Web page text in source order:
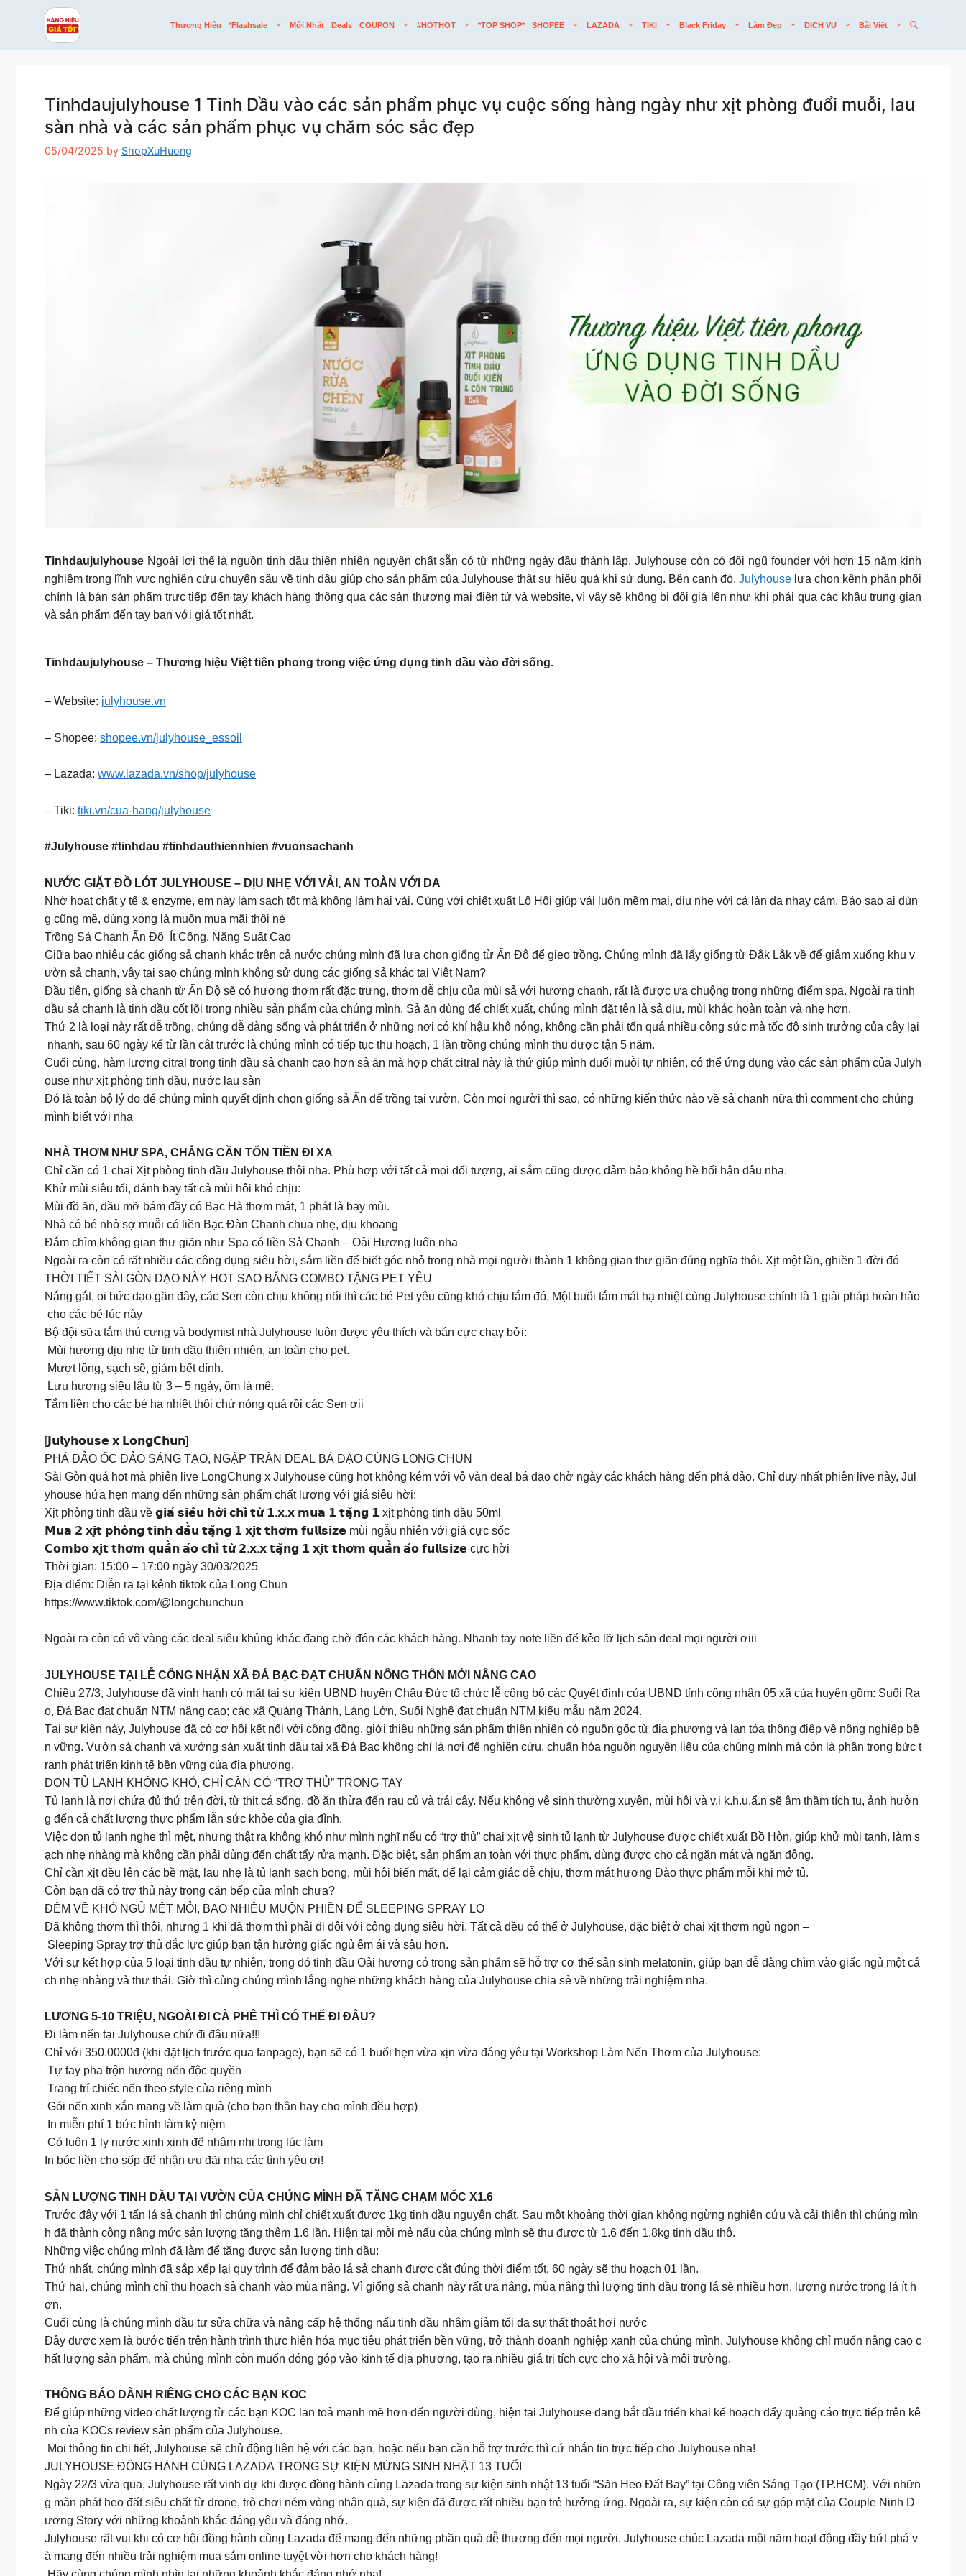
Thương Hiệu *flashsale Mới Nhất Deals COUPON #HOTHOT *TOP SHOP* SHOPEE LAZADA TIKI Black Friday Làm Đẹp DỊCH VỤ Bài Viết
Tinhdaujulyhouse 1 Tinh Dầu vào các sản phẩm phục vụ cuộc sống hàng ngày như xịt phòng đuổi muỗi, lau
sàn nhà và các sản phẩm phục vụ chăm sóc sắc đẹp
05/04/2025 by ShopXuHuong
Tinhdaujulyhouse Ngoài lợi thế là nguồn tinh dầu thiên nhiên nguyên chất sẵn có từ những ngày đầu thành lập, Julyhouse còn có đội ngũ founder với hơn 15 năm kinh
nghiệm trong lĩnh vực nghiên cứu chuyên sâu về tinh dầu giúp cho sản phẩm của Julyhouse thật sự hiệu quả khi sử dụng. Bên cạnh đó, Julyhouse lựa chọn kênh phân phối
chính là bán sản phẩm trực tiếp đến tay khách hàng thông qua các sàn thương mại điện tử và website, vì vậy sẽ không bị đội giá lên như khi phải qua các khâu trung gian
và sản phẩm đến tay bạn với giá tốt nhất.
Tinhdaujulyhouse – Thương hiệu Việt tiên phong trong việc ứng dụng tinh dầu vào đời sống.
– Website: julyhouse.vn
– Shopee: shopee.vn/julyhouse_essoil
– Lazada: www.lazada.vn/shop/julyhouse
– Tiki: tiki.vn/cua-hang/julyhouse
#Julyhouse #tinhdau #tinhdauthiennhien #vuonsachanh
NƯỚC GIẶT ĐỒ LÓT JULYHOUSE – DỊU NHẸ VỚI VẢI, AN TOÀN VỚI DA
Nhờ hoạt chất y tế & enzyme, em này làm sạch tốt mà không làm hại vải. Cùng với chiết xuất Lô Hội giúp vải luôn mềm mại, dịu nhẹ với cả làn da nhạy cảm. Bảo sao ai dùn
g cũng mê, dùng xong là muốn mua mãi thôi nè
Trồng Sả Chanh Ấn Độ Ít Công, Năng Suất Cao
Giữa bao nhiêu các giống sả chanh khác trên cả nước chúng mình đã lựa chọn giống từ Ấn Độ để gieo trồng. Chúng mình đã lấy giống từ Đắk Lắk về để giâm xuống khu v
ườn sả chanh, vậy tại sao chúng mình không sử dụng các giống sả khác tại Việt Nam?
Đầu tiên, giống sả chanh từ Ấn Độ sẽ có hương thơm rất đặc trưng, thơm dễ chịu của mùi sả với hương chanh, rất là được ưa chuộng trong những điểm spa. Ngoài ra tinh
dầu sả chanh là tinh dầu cốt lõi trong nhiều sản phẩm của chúng mình. Sả ăn dùng để chiết xuất, chúng mình đặt tên là sả dịu, mùi khác hoàn toàn và nhẹ hơn.
Thứ 2 là loại này rất dễ trồng, chúng dễ dàng sống và phát triển ở những nơi có khí hậu khô nóng, không cần phải tốn quá nhiều công sức mà tốc độ sinh trưởng của cây lại
nhanh, sau 60 ngày kể từ lần cắt trước là chúng mình có tiếp tục thu hoạch, 1 lần trồng chúng mình thu được tận 5 năm.
Cuối cùng, hàm lượng citral trong tinh dầu sả chanh cao hơn sả ăn mà hợp chất citral này là thứ giúp mình đuổi muỗi tự nhiên, có thể ứng dụng vào các sản phẩm của Julyh
ouse như xịt phòng tinh dầu, nước lau sàn
Đó là toàn bộ lý do để chúng mình quyết định chọn giống sả Ấn để trồng tại vườn. Còn mọi người thì sao, có những kiến thức nào về sả chanh nữa thì comment cho chúng
mình biết với nha
NHÀ THƠM NHƯ SPA, CHẲNG CẦN TỐN TIỀN ĐI XA
Chỉ cần có 1 chai Xịt phòng tinh dầu Julyhouse thôi nha. Phù hợp với tất cả mọi đối tượng, ai sắm cũng được đảm bảo không hề hối hận đâu nha.
Khử mùi siêu tối, đánh bay tất cả mùi hôi khó chịu:
Mùi đồ ăn, dầu mỡ bám đầy có Bạc Hà thơm mát, 1 phát là bay mùi.
Nhà có bé nhỏ sợ muỗi có liền Bạc Đàn Chanh chua nhẹ, dịu khoang
Đắm chìm không gian thư giãn như Spa có liền Sả Chanh – Oải Hương luôn nha
Ngoài ra còn có rất nhiều các công dụng siêu hời, sắm liền để biết góc nhỏ trong nhà mọi người thành 1 không gian thư giãn đúng nghĩa thôi. Xịt một lần, ghiền 1 đời đó
THỜI TIẾT SÀI GÒN DẠO NÀY HOT SAO BẰNG COMBO TẶNG PET YÊU
Nắng gắt, oi bức dạo gần đây, các Sen còn chịu không nổi thì các bé Pet yêu cũng khó chịu lắm đó. Một buổi tắm mát hạ nhiệt cùng Julyhouse chính là 1 giải pháp hoàn hảo
cho các bé lúc này
Bộ đội sữa tắm thú cưng và bodymist nhà Julyhouse luôn được yêu thích và bán cực chạy bởi:
Mùi hương dịu nhẹ từ tinh dầu thiên nhiên, an toàn cho pet.
Mượt lông, sạch sẽ, giảm bết dính.
Lưu hương siêu lâu từ 3 – 5 ngày, ôm là mê.
Tắm liền cho các bé hạ nhiệt thôi chứ nóng quá rồi các Sen ơii
[𝗝𝘂𝗹𝘆𝗵𝗼𝘂𝘀𝗲 𝘅 𝗟𝗼𝗻𝗴𝗖𝗵𝘂𝗻]
PHÁ ĐẢO ỐC ĐẢO SÁNG TẠO, NGẬP TRÀN DEAL BÁ ĐẠO CÙNG LONG CHUN
Sài Gòn quá hot mà phiên live LongChung x Julyhouse cũng hot không kém với vô vàn deal bá đạo chờ ngày các khách hàng đến phá đảo. Chỉ duy nhất phiên live này, Jul
yhouse hứa hẹn mang đến những sản phẩm chất lượng với giá siêu hời:
Xịt phòng tinh dầu về 𝗴𝗶𝗮́ 𝘀𝗶𝗲̂𝘂 𝗵𝗼̛̀𝗶 𝗰𝗵𝗶̉ 𝘁𝘂̛̀ 𝟭.𝘅.𝘅 𝗺𝘂𝗮 𝟭 𝘁𝗮̣̆𝗻𝗴 𝟭 xịt phòng tinh dầu 50ml
𝗠𝘂𝗮 𝟮 𝘅𝗶̣𝘁 𝗽𝗵𝗼̀𝗻𝗴 𝘁𝗶𝗻𝗵 𝗱𝗮̂̀𝘂 𝘁𝗮̣̆𝗻𝗴 𝟭 𝘅𝗶̣𝘁 𝘁𝗵𝗼̛𝗺 𝗳𝘂𝗹𝗹𝘀𝗶𝘇𝗲 mùi ngẫu nhiên với giá cực sốc
𝗖𝗼𝗺𝗯𝗼 𝘅𝗶̣𝘁 𝘁𝗵𝗼̛𝗺 𝗾𝘂𝗮̂̀𝗻 𝗮́𝗼 𝗰𝗵𝗶̉ 𝘁𝘂̛̀ 𝟮.𝘅.𝘅 𝘁𝗮̣̆𝗻𝗴 𝟭 𝘅𝗶̣𝘁 𝘁𝗵𝗼̛𝗺 𝗾𝘂𝗮̂̀𝗻 𝗮́𝗼 𝗳𝘂𝗹𝗹𝘀𝗶𝘇𝗲 cực hời
Thời gian: 15:00 – 17:00 ngày 30/03/2025
Địa điểm: Diễn ra tại kênh tiktok của Long Chun
https://www.tiktok.com/@longchunchun
Ngoài ra còn có vô vàng các deal siêu khủng khác đang chờ đón các khách hàng. Nhanh tay note liền để kẻo lỡ lịch săn deal mọi người ơiii
JULYHOUSE TẠI LỄ CÔNG NHẬN XÃ ĐÁ BẠC ĐẠT CHUẨN NÔNG THÔN MỚI NÂNG CAO
Chiều 27/3, Julyhouse đã vinh hạnh có mặt tại sự kiện UBND huyện Châu Đức tổ chức lễ công bố các Quyết định của UBND tỉnh công nhận 05 xã của huyện gồm: Suối Ra
o, Đá Bạc đạt chuẩn NTM nâng cao; các xã Quảng Thành, Láng Lớn, Suối Nghệ đạt chuẩn NTM kiểu mẫu năm 2024.
Tại sự kiện này, Julyhouse đã có cơ hội kết nối với cộng đồng, giới thiệu những sản phẩm thiên nhiên có nguồn gốc từ địa phương và lan tỏa thông điệp về nông nghiệp bề
n vững. Vườn sả chanh và xưởng sản xuất tinh dầu tại xã Đá Bạc không chỉ là nơi để nghiên cứu, chuẩn hóa nguồn nguyên liệu của chúng mình mà còn là phần trong bức t
ranh phát triển kinh tế bền vững của địa phương.
DỌN TỦ LẠNH KHÔNG KHÓ, CHỈ CẦN CÓ “TRỢ THỦ” TRONG TAY
Tủ lạnh là nơi chứa đủ thứ trên đời, từ thịt cá sống, đồ ăn thừa đến rau củ và trái cây. Nếu không vệ sinh thường xuyên, mùi hôi và v.i k.h.u.ẩ.n sẽ âm thầm tích tụ, ảnh hưởn
g đến cả chất lượng thực phẩm lẫn sức khỏe của gia đình.
Việc dọn tủ lạnh nghe thì mệt, nhưng thật ra không khó như mình nghĩ nếu có “trợ thủ” chai xịt vệ sinh tủ lạnh từ Julyhouse được chiết xuất Bồ Hòn, giúp khử mùi tanh, làm s
ạch nhẹ nhàng mà không cần phải dùng đến chất tẩy rửa mạnh. Đặc biệt, sản phẩm an toàn với thực phẩm, dùng được cho cả ngăn mát và ngăn đông.
Chỉ cần xịt đều lên các bề mặt, lau nhẹ là tủ lạnh sạch bong, mùi hôi biến mất, để lại cảm giác dễ chịu, thơm mát hương Đào thực phẩm mỗi khi mở tủ.
Còn bạn đã có trợ thủ này trong căn bếp của mình chưa?
ĐÊM VỀ KHÓ NGỦ MỆT MỎI, BAO NHIÊU MUỘN PHIỀN ĐỂ SLEEPING SPRAY LO
Đã không thơm thì thôi, nhưng 1 khi đã thơm thì phải đi đôi với công dụng siêu hời. Tất cả đều có thể ở Julyhouse, đặc biệt ở chai xịt thơm ngủ ngon –
Sleeping Spray trợ thủ đắc lực giúp bạn tận hưởng giấc ngủ êm ái và sâu hơn.
Với sự kết hợp của 5 loại tinh dầu tự nhiên, trong đó tinh dầu Oải hương có trong sản phẩm sẽ hỗ trợ cơ thể sản sinh melatonin, giúp bạn dễ dàng chìm vào giấc ngủ một cá
ch nhẹ nhàng và thư thái. Giờ thì cùng chúng mình lắng nghe những khách hàng của Julyhouse chia sẻ về những trải nghiệm nha.
LƯƠNG 5-10 TRIỆU, NGOÀI ĐI CÀ PHÊ THÌ CÓ THỂ ĐI ĐÂU?
Đi làm nến tại Julyhouse chứ đi đâu nữa!!!
Chỉ với 350.0000đ (khi đặt lịch trước qua fanpage), bạn sẽ có 1 buổi hẹn vừa xịn vừa đáng yêu tại Workshop Làm Nến Thơm của Julyhouse:
Tự tay pha trộn hương nến độc quyền
Trang trí chiếc nến theo style của riêng mình
Gói nến xinh xắn mang về làm quà (cho bạn thân hay cho mình đều hợp)
In miễn phí 1 bức hình làm kỷ niệm
Có luôn 1 ly nước xinh xinh để nhâm nhi trong lúc làm
In bóc liền cho sốp để nhận ưu đãi nha các tình yêu ơi!
SẢN LƯỢNG TINH DẦU TẠI VƯỜN CỦA CHÚNG MÌNH ĐÃ TĂNG CHẠM MỐC X1.6
Trước đây với 1 tấn lá sả chanh thì chúng mình chỉ chiết xuất được 1kg tinh dầu nguyên chất. Sau một khoảng thời gian không ngừng nghiên cứu và cải thiện thì chúng mìn
h đã thành công nâng mức sản lượng tăng thêm 1.6 lần. Hiện tại mỗi mẻ nấu của chúng mình sẽ thu được từ 1.6 đến 1.8kg tinh dầu thô.
Những việc chúng mình đã làm để tăng được sản lượng tinh dầu:
Thứ nhất, chúng mình đã sắp xếp lại quy trình để đảm bảo lá sả chanh được cắt đúng thời điểm tốt, 60 ngày sẽ thu hoạch 01 lần.
Thứ hai, chúng mình chỉ thu hoạch sả chanh vào mùa nắng. Vì giống sả chanh này rất ưa nắng, mùa nắng thì lượng tinh dầu trong lá sẽ nhiều hơn, lượng nước trong lá ít h
ơn.
Cuối cùng là chúng mình đầu tư sửa chữa và nâng cấp hệ thống nấu tinh dầu nhằm giảm tối đa sự thất thoát hơi nước
Đây được xem là bước tiến trên hành trình thực hiện hóa mục tiêu phát triển bền vững, trở thành doanh nghiệp xanh của chúng mình. Julyhouse không chỉ muốn nâng cao c
hất lượng sản phẩm, mà chúng mình còn muốn đóng góp vào kinh tế địa phương, tạo ra nhiều giá trị tích cực cho xã hội và môi trường.
THÔNG BÁO DÀNH RIÊNG CHO CÁC BẠN KOC
Để giúp những video chất lượng từ các bạn KOC lan toả mạnh mẽ hơn đến người dùng, hiện tại Julyhouse đang bắt đầu triển khai kế hoạch đẩy quảng cáo trực tiếp trên kê
nh của KOCs review sản phẩm của Julyhouse.
Mọi thông tin chi tiết, Julyhouse sẽ chủ động liên hệ với các bạn, hoặc nếu bạn cần hỗ trợ trước thì cứ nhắn tin trực tiếp cho Julyhouse nha!
JULYHOUSE ĐỒNG HÀNH CÙNG LAZADA TRONG SỰ KIỆN MỪNG SINH NHẬT 13 TUỔI
Ngày 22/3 vừa qua, Julyhouse rất vinh dự khi được đồng hành cùng Lazada trong sự kiện sinh nhật 13 tuổi “Săn Heo Đất Bay” tại Công viên Sáng Tạo (TP.HCM). Với nhữn
g màn phát heo đất siêu chất từ drone, trò chơi ném vòng nhận quà, sự kiện đã được rất nhiều bạn trẻ hưởng ứng. Ngoài ra, sự kiện còn có sự góp mặt của Couple Ninh D
ương Story với những khoảnh khắc đáng yêu và đáng nhớ.
Julyhouse rất vui khi có cơ hội đồng hành cùng Lazada để mang đến những phần quà dễ thương đến mọi người. Julyhouse chúc Lazada một năm hoạt động đầy bứt phá v
à mang đến nhiều trải nghiệm mua sắm online tuyệt vời hơn cho khách hàng!